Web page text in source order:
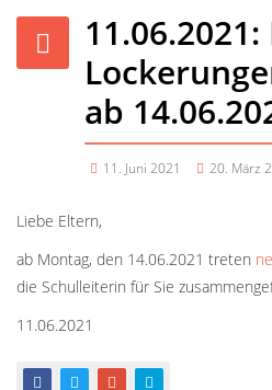
ab
11. Juni 2021 20. März
Liebe Eltern,
ab Montag, den 14.06.2021 treten
die Schulleiterin für Sie
11.06.2021